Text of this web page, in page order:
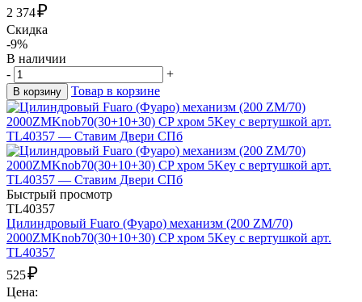
2 374₽
Скидка
-9%
В наличии
-
+
В корзину Товар в корзине
Быстрый просмотр
TL40357
Цилиндровый Fuaro (Фуаро) механизм (200 ZM/70)
2000ZMKnob70(30+10+30) CP хром 5Key с вертушкой арт.
TL40357
525₽
Цена: